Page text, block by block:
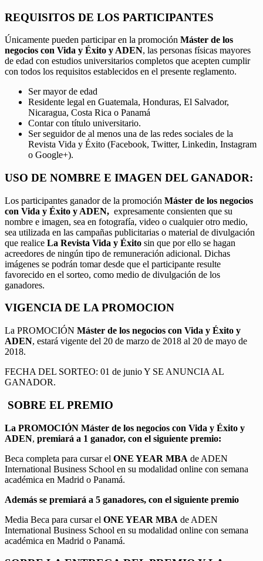
REQUISITOS DE LOS PARTICIPANTES
Únicamente pueden participar en la promoción Máster de los
negocios con Vida y Éxito y ADEN, las personas físicas mayores
de edad con estudios universitarios completos que acepten cumplir
con todos los requisitos establecidos en el presente reglamento.
Ser mayor de edad
Residente legal en Guatemala, Honduras, El Salvador,
Nicaragua, Costa Rica o Panamá
Contar con título universitario.
Ser seguidor de al menos una de las redes sociales de la
Revista Vida y Éxito (Facebook, Twitter, Linkedin, Instagram
o Google+).
USO DE NOMBRE E IMAGEN DEL GANADOR:
Los participantes ganador de la promoción Máster de los negocios
con Vida y Éxito y ADEN, expresamente consienten que su
nombre e imagen, sea en fotografía, video o cualquier otro medio,
sea utilizada en las campañas publicitarias o material de divulgación
que realice La Revista Vida y Éxito sin que por ello se hagan
acreedores de ningún tipo de remuneración adicional. Dichas
imágenes se podrán tomar desde que el participante resulte
favorecido en el sorteo, como medio de divulgación de los
ganadores.
VIGENCIA DE LA PROMOCION
La PROMOCIÓN Máster de los negocios con Vida y Éxito y
ADEN, estará vigente del 20 de marzo de 2018 al 20 de mayo de
2018.
FECHA DEL SORTEO: 01 de junio Y SE ANUNCIA AL
GANADOR.
SOBRE EL PREMIO
La PROMOCIÓN Máster de los negocios con Vida y Éxito y
ADEN, premiará a 1 ganador, con el siguiente premio:
Beca completa para cursar el ONE YEAR MBA de ADEN
International Business School en su modalidad online con semana
académica en Madrid o Panamá.
Además se premiará a 5 ganadores, con el siguiente premio
Media Beca para cursar el ONE YEAR MBA de ADEN
International Business School en su modalidad online con semana
académica en Madrid o Panamá.